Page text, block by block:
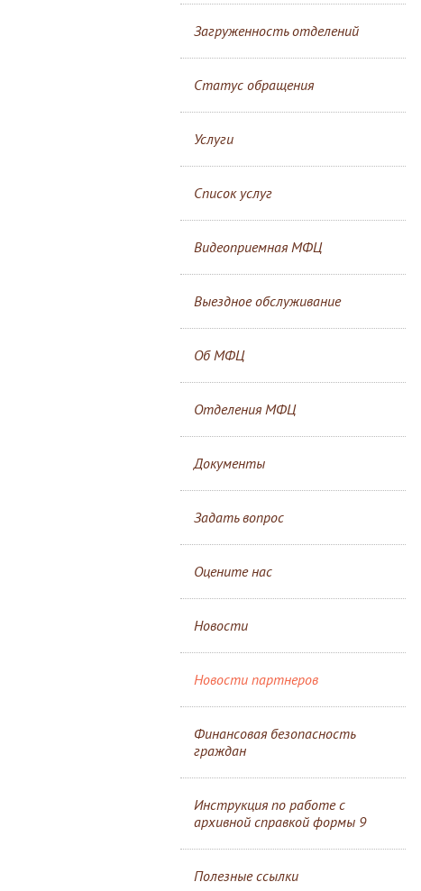
Загруженность отделений
Статус обращения
Услуги
Список услуг
Видеоприемная МФЦ
Выездное обслуживание
Об МФЦ
Отделения МФЦ
Документы
Задать вопрос
Оцените нас
Новости
Новости партнеров
Финансовая безопасность
граждан
Инструкция по работе с
архивной справкой формы 9
Полезные ссылки